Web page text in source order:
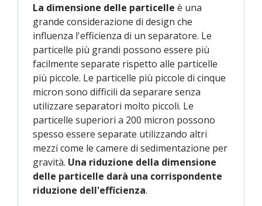
La dimensione delle particelle è una
grande considerazione di design che
influenza l'efficienza di un separatore. Le
particelle più grandi possono essere più
facilmente separate rispetto alle particelle
più piccole. Le particelle più piccole di cinque
micron sono difficili da separare senza
utilizzare separatori molto piccoli. Le
particelle superiori a 200 micron possono
spesso essere separate utilizzando altri
mezzi come le camere di sedimentazione per
gravità. Una riduzione della dimensione
delle particelle darà una corrispondente
riduzione dell'efficienza.